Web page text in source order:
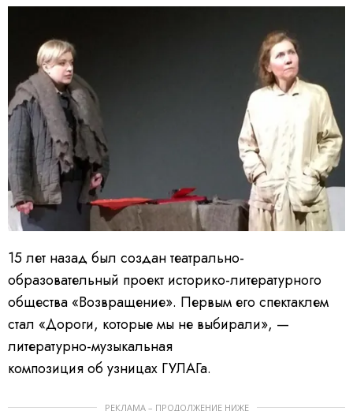
15 лет назад был создан театрально-
образовательный проект историко-литературного
общества «Возвращение». Первым его спектаклем
стал «Дороги, которые мы не выбирали», —
литературно-музыкальная
композиция об узницах ГУЛАГа.
РЕКЛАМА – ПРОДОЛЖЕНИЕ НИЖЕ